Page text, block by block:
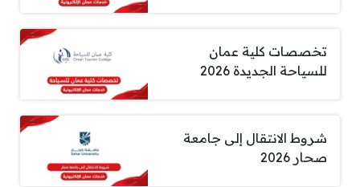
تخصصات كلية عمان
للسياحة الجديدة 2026
شروط الانتقال إلى جامعة
صحار 2026